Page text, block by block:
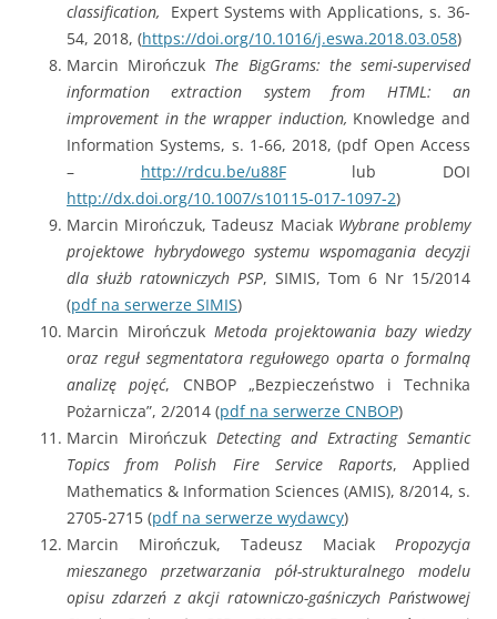
classification, Expert Systems with Applications, s. 36-
54, 2018, (https://doi.org/10.1016/j.eswa.2018.03.058)
Marcin Mirończuk The BigGrams: the semi-supervised
information extraction system from HTML: an
improvement in the wrapper induction, Knowledge and
Information Systems, s. 1-66, 2018, (pdf Open Access
– http://rdcu.be/u88Flub DOI
http://dx.doi.org/10.1007/s10115-017-1097-2)
Marcin Mirończuk, Tadeusz Maciak Wybrane problemy
projektowe hybrydowego systemu wspomagania decyzji
dla służb ratowniczych PSP, SIMIS, Tom 6 Nr 15/2014
(pdf na serwerze SIMIS)
Marcin MirończukMetoda projektowania bazy wiedzy
oraz reguł segmentatora regułowego oparta o formalną
analizę pojęć, CNBOP „Bezpieczeństwo i Technika
Pożarnicza”, 2/2014 (pdf na serwerze CNBOP)
Marcin Mirończuk Detecting and Extracting Semantic
Topics from Polish Fire Service Raports, Applied
Mathematics & Information Sciences (AMIS), 8/2014, s.
2705-2715 (pdf na serwerze wydawcy)
Marcin Mirończuk, Tadeusz Maciak Propozycja
mieszanego przetwarzania pół-strukturalnego modelu
opisu zdarzeń z akcji ratowniczo-gaśniczych Państwowej